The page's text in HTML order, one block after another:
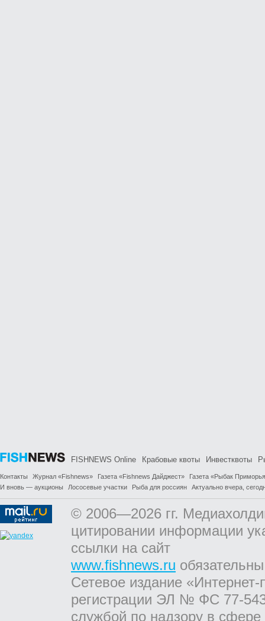
FISHNEWS Online Крабовые квоты Инвестквоты
Контакты Журнал «Fishnews» Газета «Fishnews Дайджест»
Газета «Рыбак
И вновь — аукционы
Лососевые участки Рыба для россиян Актуально вчера,
© 2006—2026 гг.
цитировании информации
ссылки на сайт
www.fishnews.ru
Сетевое издание
регистрации ЭЛ № ФС 77-
службой по надзору в